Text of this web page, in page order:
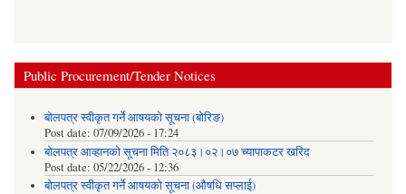
Public Procurement/Tender Notices
बोलपत्र स्वीकृत गर्ने आषयको सूचना (बोरिङ)
Post date: 07/09/2026 - 17:24
बोलपत्र आव्हानको सूचना मिति २०८३।०२।०७ च्यापाकटर खरिद
Post date: 05/22/2026 - 12:36
बोलपत्र स्वीकृत गर्ने आषयको सूचना (औषधि सप्लाई)